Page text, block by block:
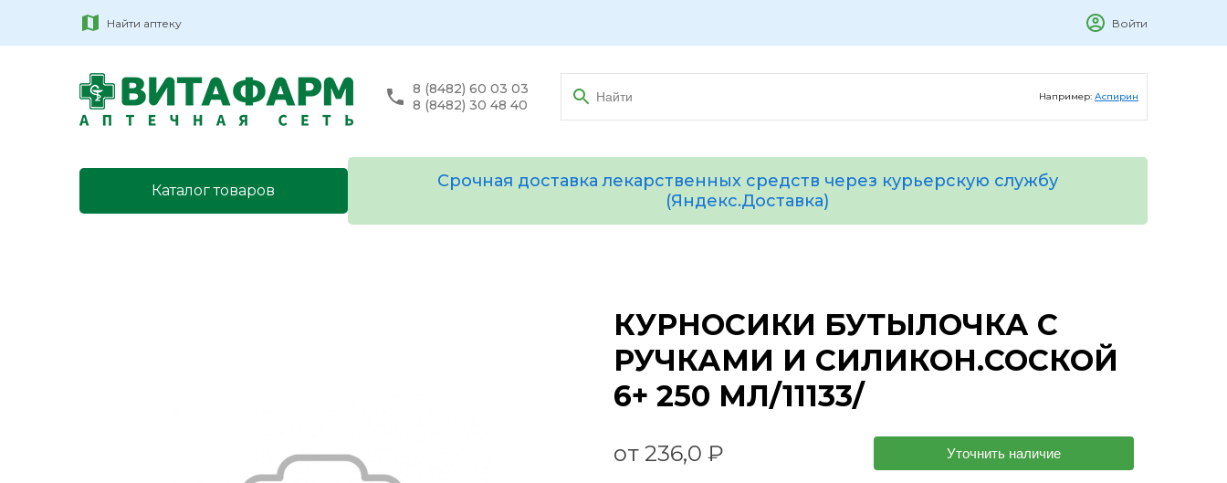
Найти аптеку Войти
8 (8482) 60 03 03
8 (8482) 30 48 40
Например: Аспирин
Каталог товаров
Срочная доставка лекарственных средств через курьерскую службу
(Яндекс.Доставка)
КУРНОСИКИ БУТЫЛОЧКА С
РУЧКАМИ И СИЛИКОН.СОСКОЙ
6+ 250 МЛ/11133/
от 236,0 ₽ Уточнить наличие